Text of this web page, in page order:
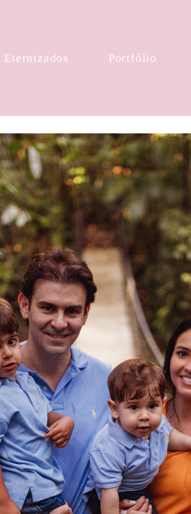
Eternizados Portfólio